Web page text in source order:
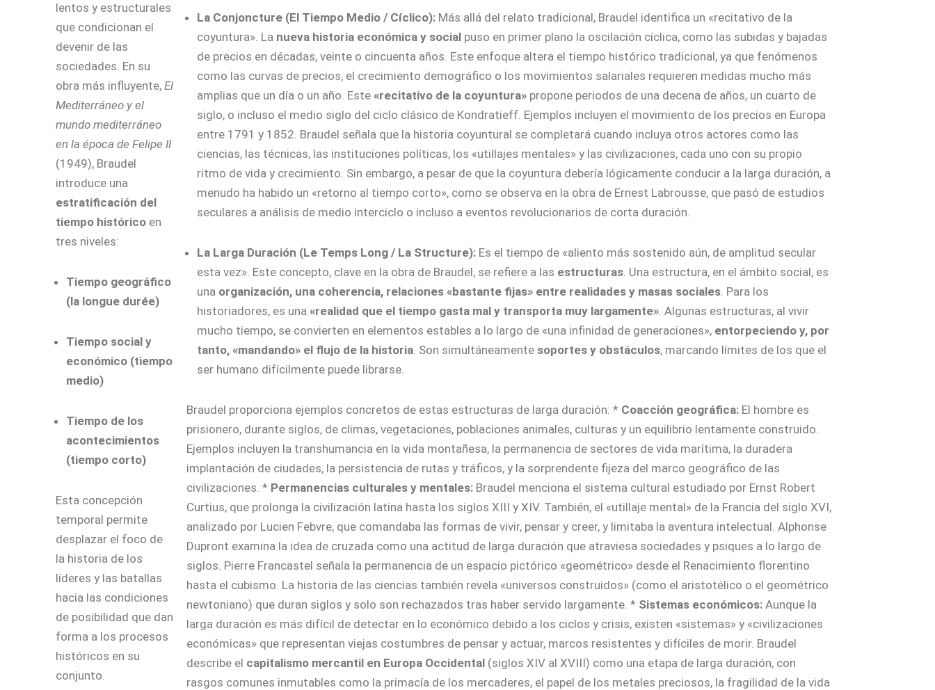
lentos y estructurales
que condicionan el
devenir de las
sociedades. En su
obra más influyente, El
Mediterráneo y el
mundo mediterráneo
en la época de Felipe II
(1949), Braudel
introduce una
estratificación del
tiempo históricoen
tres niveles:
Tiempo geográfico
(la longue durée)
Tiempo social y
económico (tiempo
medio)
Tiempo de los
acontecimientos
(tiempo corto)
Esta concepción
temporal permite
desplazar el foco de
la historia de los
líderes y las batallas
hacia las condiciones
de posibilidad que dan
forma a los procesos
históricos en su
conjunto.
La Conjoncture (El Tiempo Medio / Cíclico): Más allá del relato tradicional, Braudel identifica un «recitativo de la
coyuntura». La nueva historia económica y social puso en primer plano la oscilación cíclica, como las subidas y bajadas
de precios en décadas, veinte o cincuenta años. Este enfoque altera el tiempo histórico tradicional, ya que fenómenos
como las curvas de precios, el crecimiento demográfico o los movimientos salariales requieren medidas mucho más
amplias que un día o un año. Este«recitativo de la coyuntura» propone periodos de una decena de años, un cuarto de
siglo, o incluso el medio siglo del ciclo clásico de Kondratieff. Ejemplos incluyen el movimiento de los precios en Europa
entre 1791 y 1852. Braudel señala que la historia coyuntural se completará cuando incluya otros actores como las
ciencias, las técnicas, las instituciones políticas, los «utillajes mentales» y las civilizaciones, cada uno con su propio
ritmo de vida y crecimiento. Sin embargo, a pesar de que la coyuntura debería lógicamente conducir a la larga duración, a
menudo ha habido un «retorno al tiempo corto», como se observa en la obra de Ernest Labrousse, que pasó de estudios
seculares a análisis de medio interciclo o incluso a eventos revolucionarios de corta duración.
La Larga Duración (Le Temps Long / La Structure): Es el tiempo de «aliento más sostenido aún, de amplitud secular
esta vez». Este concepto, clave en la obra de Braudel, se refiere a las estructuras. Una estructura, en el ámbito social, es
una organización, una coherencia, relaciones «bastante fijas» entre realidades y masas sociales. Para los
historiadores, es una«realidad que el tiempo gasta mal y transporta muy largamente». Algunas estructuras, al vivir
mucho tiempo, se convierten en elementos estables a lo largo de «una infinidad de generaciones», entorpeciendo y, por
tanto, «mandando» el flujo de la historia. Son simultáneamente soportes y obstáculos, marcando límites de los que el
ser humano difícilmente puede librarse.
Braudel proporciona ejemplos concretos de estas estructuras de larga duración: * Coacción geográfica: El hombre es
prisionero, durante siglos, de climas, vegetaciones, poblaciones animales, culturas y un equilibrio lentamente construido.
Ejemplos incluyen la transhumancia en la vida montañesa, la permanencia de sectores de vida marítima, la duradera
implantación de ciudades, la persistencia de rutas y tráficos, y la sorprendente fijeza del marco geográfico de las
civilizaciones. * Permanencias culturales y mentales: Braudel menciona el sistema cultural estudiado por Ernst Robert
Curtius, que prolonga la civilización latina hasta los siglos XIII y XIV. También, el «utillaje mental» de la Francia del siglo XVI,
analizado por Lucien Febvre, que comandaba las formas de vivir, pensar y creer, y limitaba la aventura intelectual. Alphonse
Dupront examina la idea de cruzada como una actitud de larga duración que atraviesa sociedades y psiques a lo largo de
siglos. Pierre Francastel señala la permanencia de un espacio pictórico «geométrico» desde el Renacimiento florentino
hasta el cubismo. La historia de las ciencias también revela «universos construidos» (como el aristotélico o el geométrico
newtoniano) que duran siglos y solo son rechazados tras haber servido largamente. * Sistemas económicos: Aunque la
larga duración es más difícil de detectar en lo económico debido a los ciclos y crisis, existen «sistemas» y «civilizaciones
económicas» que representan viejas costumbres de pensar y actuar, marcos resistentes y difíciles de morir. Braudel
describe el capitalismo mercantil en Europa Occidental (siglos XIV al XVIII) como una etapa de larga duración, con
rasgos comunes inmutables como la primacía de los mercaderes, el papel de los metales preciosos, la fragilidad de la vida